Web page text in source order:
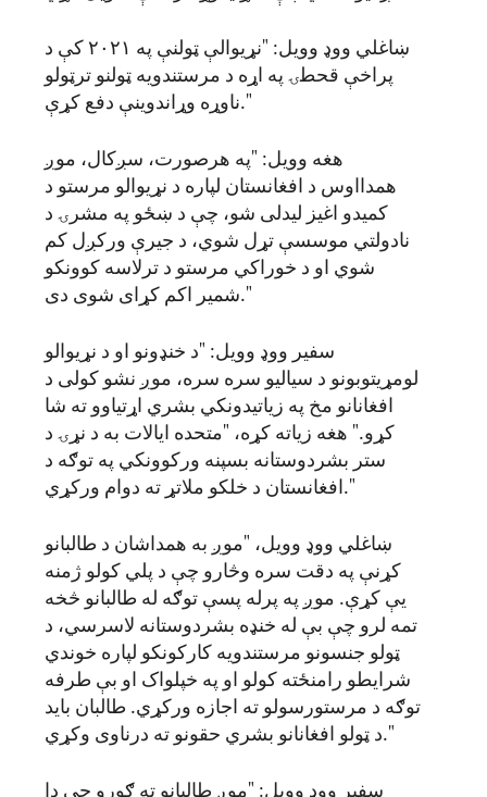
ښاغلي ووډ وویل: "نړیوالې ټولنې په ۲۰۲۱ کې د
پراخې قحطۍ په اړه د مرستندویه ټولنو ترټولو
ناوړه وړاندوینې دفع کړې."
هغه وویل: "په هرصورت، سږکال، موږ
همدااوس د افغانستان لپاره د نړیوالو مرستو د
کمیدو اغیز لیدلی شو، چې د ښځو په مشرۍ د
نادولتي موسسې تړل شوي، د جیرې ورکږل کم
شوي او د خوراکي مرستو د ترلاسه کوونکو
شمیر اکم کړای شوی دی."
سفیر ووډ وویل: "د خنډونو او د نړیوالو
لومړیتوبونو د سیالیو سره سره، موږ نشو کولی د
افغانانو مخ په زیاتیدونکي بشري اړتیاوو ته شا
کړو." هغه زیاته کړه، "متحده ایالات به د نړۍ د
ستر بشردوستانه بسپنه ورکوونکي په توګه د
افغانستان د خلکو ملاتړ ته دوام ورکړي."
ښاغلي ووډ وویل، "موږ به همداشان د طالبانو
کړنې په دقت سره وڅارو چې د پلي کولو ژمنه
یې کړې. موږ په پرله پسې توګه له طالبانو څخه
تمه لرو چې بې له خنډه بشردوستانه لاسرسي، د
ټولو جنسونو مرستندویه کارکونکو لپاره خوندي
شرایطو رامنځته کولو او په خپلواک او بې طرفه
توګه د مرستورسولو ته اجازه ورکړي. طالبان باید
د ټولو افغانانو بشري حقونو ته درناوی وکړي."
سفیر ووډ وویل: "موږ طالبانو ته ګورو چې دا